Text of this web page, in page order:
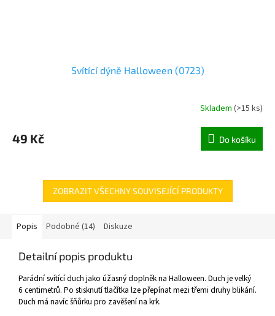
Svítící dýně Halloween (0723)
Skladem (>15 ks)
49 Kč Do košíku
ZOBRAZIT VŠECHNY SOUVISEJÍCÍ PRODUKTY
Popis Podobné (14) Diskuze
Detailní popis produktu
Parádní svítící duch jako úžasný doplněk na Halloween. Duch je velký
6 centimetrů. Po stisknutí tlačítka lze přepínat mezi třemi druhy blikání.
Duch má navíc šňůrku pro zavěšení na krk.